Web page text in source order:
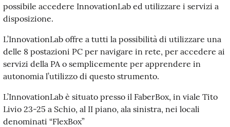
possibile accedere InnovationLab ed utilizzare i servizi a
disposizione.
L’InnovationLab offre a tutti la possibilità di utilizzare una
delle 8 postazioni PC per navigare in rete, per accedere ai
servizi della PA o semplicemente per apprendere in
autonomia l’utilizzo di questo strumento.
L’InnovationLab è situato presso il FaberBox, in viale Tito
Livio 23-25 a Schio, al II piano, ala sinistra, nei locali
denominati “FlexBox”